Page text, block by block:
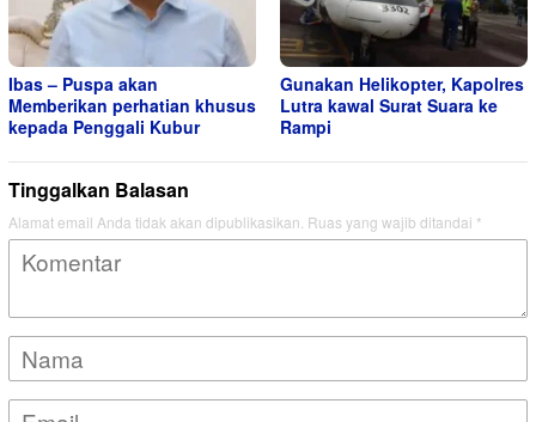
Ibas – Puspa akan
Memberikan perhatian khusus
kepada Penggali Kubur
Gunakan Helikopter, Kapolres
Lutra kawal Surat Suara ke
Rampi
Tinggalkan Balasan
Alamat email Anda tidak akan dipublikasikan. Ruas yang wajib ditandai *